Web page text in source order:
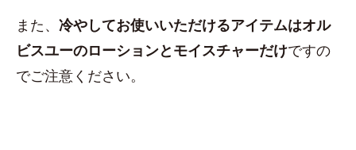
また、 冷やしてお使いいただけるアイテムはオル
ビスユーのローションとモイスチャーだけですの
でご注意ください。